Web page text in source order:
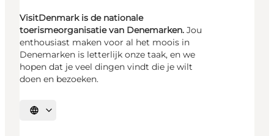
VisitDenmark is de nationale
toerismeorganisatie van Denemarken. Jou
enthousiast maken voor al het moois in
Denemarken is letterlijk onze taak, en we
hopen dat je veel dingen vindt die je wilt
doen en bezoeken.
Selecteer taal